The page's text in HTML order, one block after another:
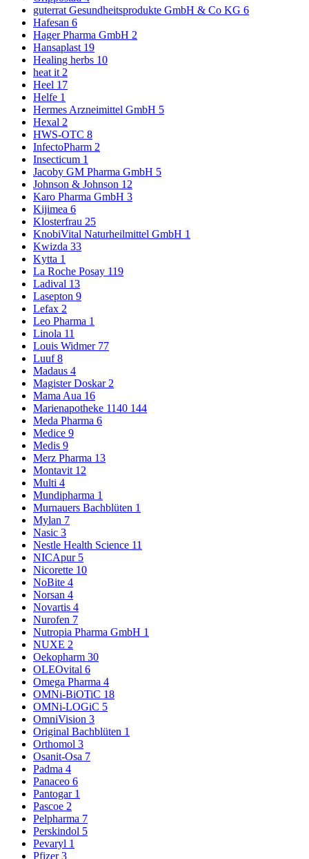
guterrat Gesundheitsprodukte GmbH & Co KG 6
Hafesan 6
Hager Pharma GmbH 2
Hansaplast 19
Healing herbs 10
heat it 2
Heel 17
Helfe 1
Hermes Arzneimittel GmbH 5
Hexal 2
HWS-OTC 8
InfectoPharm 2
Insecticum 1
Jacoby GM Pharma GmbH 5
Johnson & Johnson 12
Karo Pharma GmbH 3
Kijimea 6
Klosterfrau 25
KnobiVital Naturheilmittel GmbH 1
Kwizda 33
Kytta 1
La Roche Posay 119
Ladival 13
Lasepton 9
Lefax 2
Leo Pharma 1
Linola 11
Louis Widmer 77
Luuf8
Madaus 4
Magister Doskar 2
Mama Aua 16
Marienapotheke 1140 144
Meda Pharma 6
Medice 9
Medis 9
Merz Pharma 13
Montavit 12
Multi 4
Mundipharma 1
Murnauers Bachblüten 1
Mylan 7
Nasic 3
Nestle Health Science 11
NICApur 5
Nicorette 10
NoBite 4
Norsan 4
Novartis 4
Nurofen 7
Nutropia Pharma GmbH 1
NUXE 2
Oekopharm 30
OLEOvital 6
Omega Pharma 4
OMNi-BiOTiC 18
OMNi-LOGiC 5
OmniVision 3
Original Bachblüten 1
Orthomol 3
Osanit-Osa 7
Padma 4
Panaceo 6
Pantogar 1
Pascoe 2
Pelpharma 7
Perskindol 5
Pevaryl 1
Pfizer3